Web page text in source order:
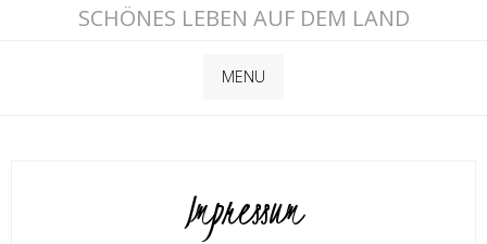
SCHÖNES LEBEN AUF DEM LAND
MENU
Impressum